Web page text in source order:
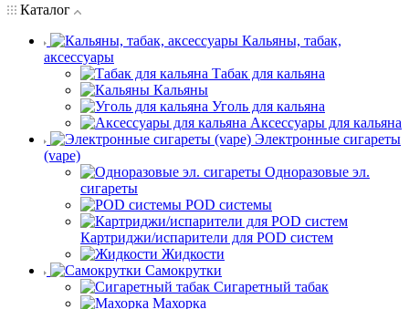
Каталог
Кальяны, табак,
аксессуары
Табак для кальяна
Кальяны
Уголь для кальяна
Аксессуары для кальяна
Электронные сигареты
(vape)
Одноразовые эл.
сигареты
POD системы
Картриджи/испарители для POD систем
Жидкости
Самокрутки
Сигаретный табак
Махорка